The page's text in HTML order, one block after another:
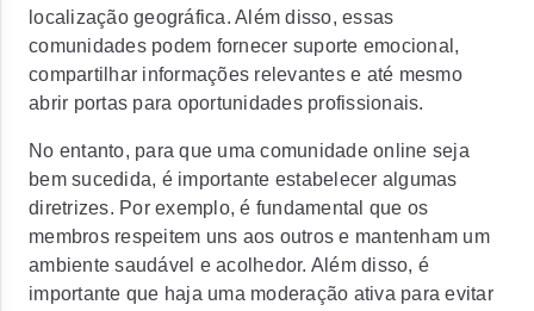
localização geográfica. Além disso, essas
comunidades podem fornecer suporte emocional,
compartilhar informações relevantes e até mesmo
abrir portas para oportunidades profissionais.
No entanto, para que uma comunidade online seja
bem sucedida, é importante estabelecer algumas
diretrizes. Por exemplo, é fundamental que os
membros respeitem uns aos outros e mantenham um
ambiente saudável e acolhedor. Além disso, é
importante que haja uma moderação ativa para evitar